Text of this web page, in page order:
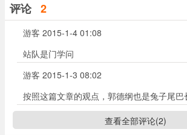
评论 2
游客 2015-1-4 01:08
站队是门学问
游客 2015-1-3 08:02
按照这篇文章的观点，郭德纲也是兔子尾巴
查看全部评论(2)